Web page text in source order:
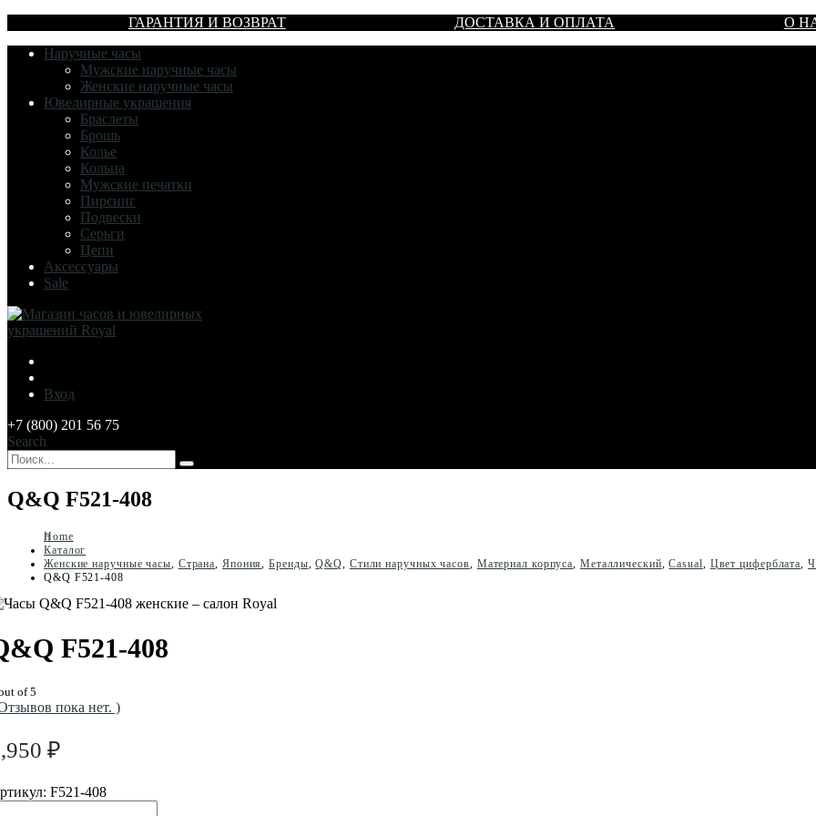
ГАРАНТИЯ И ВОЗВРАТ ДОСТАВКА И ОПЛАТА О
Наручные часы
Мужские наручные часы
Женские наручные часы
Ювелирные украшения
Браслеты
Брошь
Колье
Кольца
Мужские печатки
Пирсинг
Подвески
Серьги
Цепи
Аксессуары
Sale
Вход
+7 (800) 201 56 75
Search
Q&Q F521-408
Home
Каталог
Женские наручные часы, Страна, Япония,Бренды,Q&Q, Стили наручных часов, Материал корпуса, Металлический,Casual, Цвет циферблата,
Q&Q F521-408
F521-408
of 5
пока нет. )
₽
F521-408